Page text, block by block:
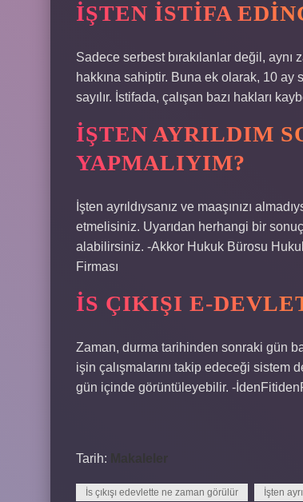
İŞTEN ISTIFA
Sadece serbest bırakılanlar değil,
hakkına sahiptir. Buna ek olarak, 10 ay
sayılır. İstifada, çalışan bazı hakları
İŞTEN AYRILDIM
YAPMALIYIM?
İşten ayrıldıysanız ve maaşınızı
etmelisiniz. Uyarıdan herhangi bir
alabilirsiniz. -Akkor Hukuk Bürosu
Firması
İS ÇIKIŞI E-
Zaman, durma tarihinden sonraki gün
işin çalışmalarını takip edeceği sistem
gün içinde görüntüleyebilir. -
Tarih: Makaleler
İs çıkışı edevlette ne zaman görülür İşten